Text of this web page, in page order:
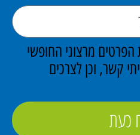
מרצוני החופשי
קשר, וכן לצרכים
כעת